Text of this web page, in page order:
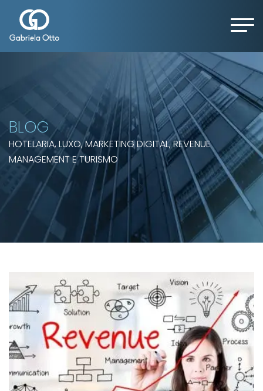
BLOG
HOTELARIA, LUXO, MARKETING DIGITAL, REVENUE
MANAGEMENT E TURISMO